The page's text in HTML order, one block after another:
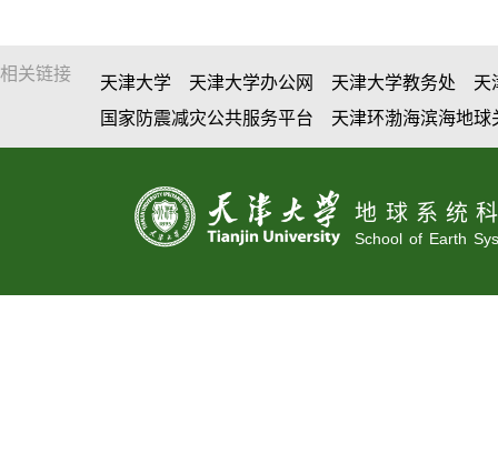
相关链接 天津大学 天津大学办公网 天津大学教务处
天
国家防震减灾公共服务平台
天津环渤海滨海地
地球系统
School of Earth